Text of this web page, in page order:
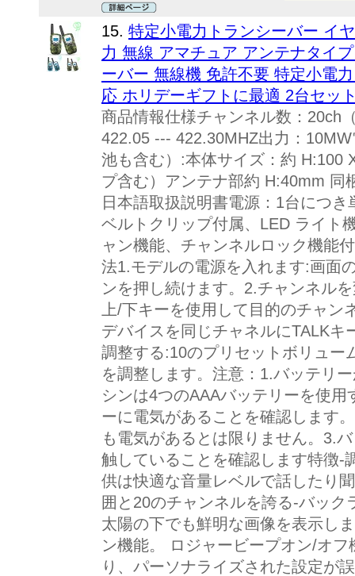
15. 特定小電力トランシーバー イ
力 無線 アマチュア アンテナタイ
ーバー 無線機 免許不要 特定小電
応 ホリデーギフトに最適 2台セッ
商品情報仕様チャンネル数：20ch
422.05 --- 422.30MHZ出力：
池も含む）:本体サイズ：約 H:100
プ含む）アンテナ部約 H:40mm 同
日本語取扱説明書電源：1台につ
ベルトクリップ付属、LED ライト
ャン機能、チャンネルロック機能
法1.モデルの電源を入れます:画面
ンを押し続けます。2.チャンネル
上/下キーを使用して目的のチャ
デバイスを同じチャネルにTALK
調整する:10のプリセットボリュー
を調整します。注意：1.バッテリ
シンは4つのAAAバッテリーを使
ーに電気があることを確認します
も電気があるとは限りません。3.
触していることを確認します特徴-
供は快適な音量レベルで話したり
囲と20のチャンネルを誇る-バッ
太陽の下でも鮮明な画像を表示し
ン機能。 ロジャービープオン/オ
り、パーソナライズされた設定が